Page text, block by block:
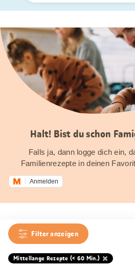
Suchen
Halt! Bist du schon
Falls ja, dann logge dich ein,
Familienrezepte in deinen
Anmelden
Filter anzeigen
Mittellange Rezepte (< 60 Min.)